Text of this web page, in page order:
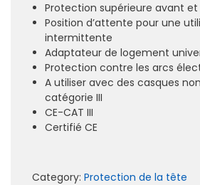
Protection supérieure avant
Position d’attente pour une
intermittente
Adaptateur de logement
Protection contre les arcs
A utiliser avec des casques
catégorie III
CE-CAT III
Certifié CE
Category: Protection de la tête